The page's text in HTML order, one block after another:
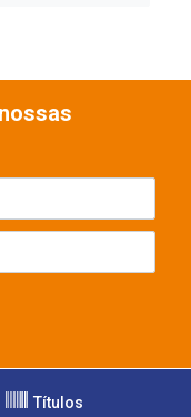
Títulos